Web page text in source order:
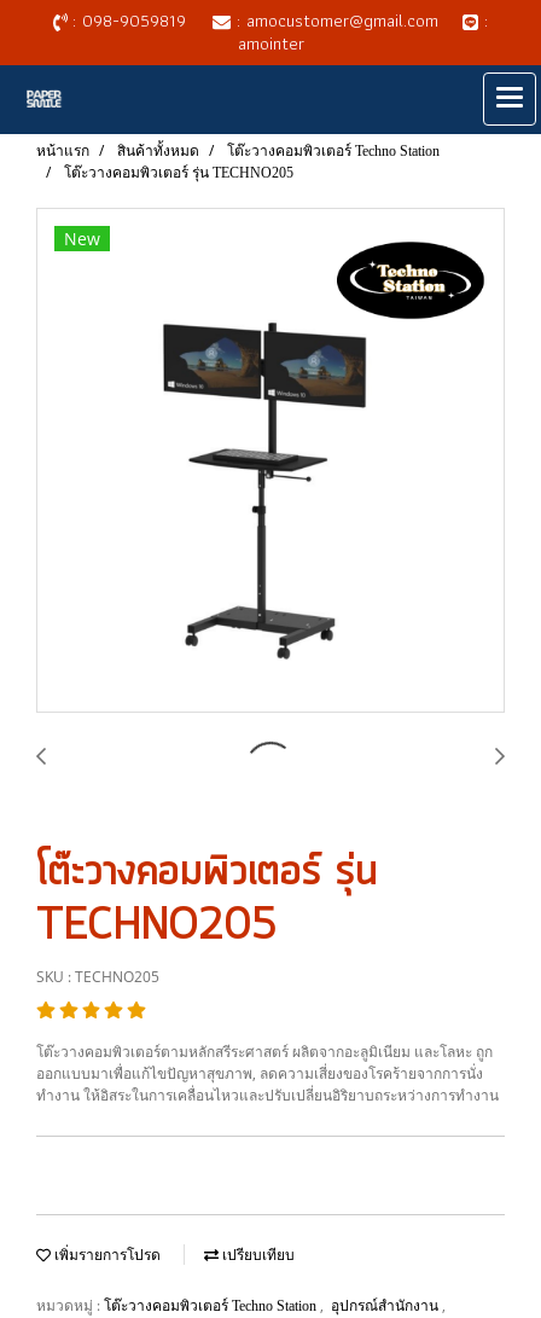
: 098-9059819 : amocustomer@gmail.com :
amointer
หน้าแรก สินค้าทั้งหมด
โต๊ะวางคอมพิวเตอร์ Techno Station
โต๊ะวางคอมพิวเตอร์ รุ่น TECHNO205
New
โต๊ะวางคอมพิวเตอร์ รุ่น
TECHNO205
SKU : TECHNO205
โต๊ะวางคอมพิวเตอร์ตามหลักสรีระศาสตร์ ผลิตจากอะลูมิเนียม และโลหะ ถูก
ออกแบบมาเพื่อแก้ไขปัญหาสุขภาพ, ลดความเสี่ยงของโรคร้ายจากการนั่ง
ทำงาน ให้อิสระในการเคลื่อนไหวและปรับเปลี่ยนอิริยาบถระหว่างการทำงาน
เพิ่มรายการโปรด เปรียบเทียบ
หมวดหมู่ : โต๊ะวางคอมพิวเตอร์ Techno Station , อุปกรณ์สำนักงาน ,